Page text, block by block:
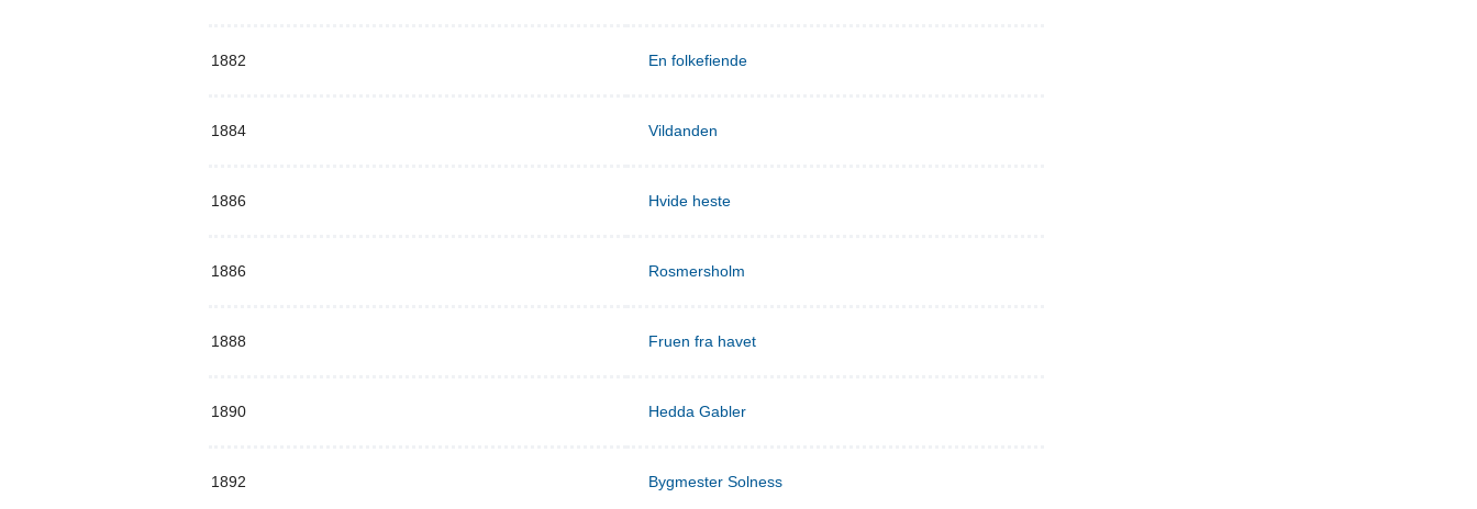
1882 En folkefiende
1884 Vildanden
1886 Hvide heste
1886 Rosmersholm
1888 Fruen fra havet
1890 Hedda Gabler
1892 Bygmester Solness